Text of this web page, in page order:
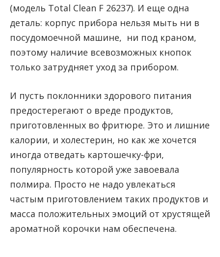
(модель Total Clean F 26237). И еще одна
деталь: корпус прибора нельзя мыть ни в
посудомоечной машине, ни под краном,
поэтому наличие всевозможных кнопок
только затрудняет уход за прибором.
И пусть поклонники здорового питания
предостерегают о вреде продуктов,
приготовленных во фритюре. Это и лишние
калории, и холестерин, но как же хочется
иногда отведать картошечку-фри,
популярность которой уже завоевала
полмира. Просто не надо увлекаться
частым приготовлением таких продуктов и
масса положительных эмоций от хрустящей
ароматной корочки нам обеспечена.